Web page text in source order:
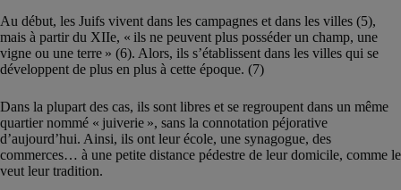
Au début, les Juifs vivent dans les campagnes et dans les villes (5),
mais à partir du XIIe, « ils ne peuvent plus posséder un champ, une
vigne ou une terre » (6). Alors, ils s’établissent dans les villes qui se
développent de plus en plus à cette époque. (7)
Dans la plupart des cas, ils sont libres et se regroupent dans un même
quartier nommé « juiverie », sans la connotation péjorative
d’aujourd’hui. Ainsi, ils ont leur école, une synagogue, des
commerces… à une petite distance pédestre de leur domicile, comme le
veut leur tradition.